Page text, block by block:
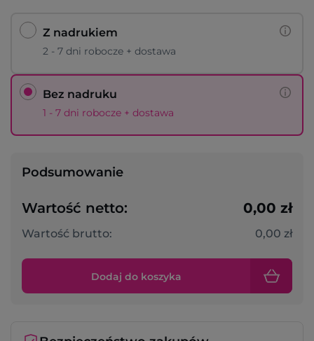
Z nadrukiem
2 - 7 dni robocze + dostawa
Bez nadruku
1 - 7 dni robocze + dostawa
Podsumowanie
Wartość netto: 0,00 zł
Wartość brutto: 0,00 zł
Dodaj do koszyka